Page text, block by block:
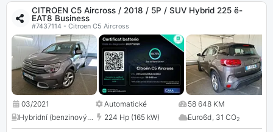
CITROEN C5 Aircross / 2018 / 5P / SUV Hybrid 225 ë-
EAT8 Business
#7437114 - Citroen C5 Aircross
03/2021 Automatické
58 648 KM
,1598 cc
224 Hp (165 kW) Euro6d, 31 CO2